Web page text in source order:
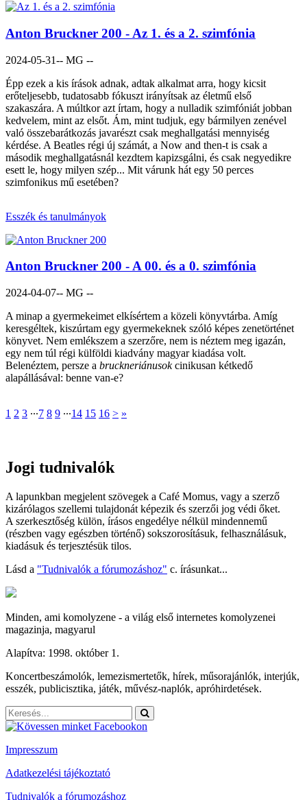
Anton Bruckner 200 - Az 1. és a 2. szimfónia
2024-05-31-- MG --
Épp ezek a kis írások adnak, adtak alkalmat arra, hogy kicsit
erőteljesebb, tudatosabb fókuszt irányítsak az életmű első
szakaszára. A múltkor azt írtam, hogy a nulladik szimfóniát jobban
kedvelem, mint az elsőt. Ám, mint tudjuk, egy bármilyen zenével
való összebarátkozás javarészt csak meghallgatási mennyiség
kérdése. A Beatles régi új számát, a Now and then-t is csak a
második meghallgatásnál kezdtem kapizsgálni, és csak negyedikre
esett le, hogy milyen szép... Mit várunk hát egy 50 perces
szimfonikus mű esetében?
Esszék és tanulmányok
Anton Bruckner 200 - A 00. és a 0. szimfónia
2024-04-07-- MG --
A minap a gyermekeimet elkísértem a közeli könyvtárba. Amíg
keresgéltek, kiszúrtam egy gyermekeknek szóló képes zenetörténet
könyvet. Nem emlékszem a szerzőre, nem is néztem meg igazán,
egy nem túl régi külföldi kiadvány magyar kiadása volt.
Belenéztem, persze a bruckneriánusokcinikusan kétkedő
alapállásával: benne van-e?
1 2 3 ∙∙∙7 8 9 ∙∙∙14 15 16 > »
Jogi tudnivalók
A lapunkban megjelent szövegek a Café Momus, vagy a szerző
kizárólagos szellemi tulajdonát képezik és szerzői jog védi őket.
A szerkesztőség külön, írásos engedélye nélkül mindennemű
(részben vagy egészben történő) sokszorosításuk, felhasználásuk,
kiadásuk és terjesztésük tilos.
Lásd a "Tudnivalók a fórumozáshoz" c. írásunkat...
Minden, ami komolyzene - a világ első internetes komolyzenei
magazinja, magyarul
Alapítva: 1998. október 1.
Koncertbeszámolók, lemezismertetők, hírek, műsorajánlók, interjúk,
esszék, publicisztika, játék, művész-naplók, apróhirdetések.
Impresszum
Adatkezelési tájékoztató
Tudnivalók a fórumozáshoz